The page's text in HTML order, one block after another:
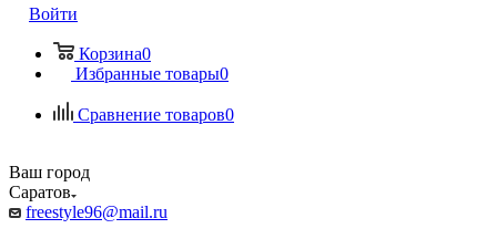
Войти
Корзина0
Избранные товары0
Сравнение товаров0
Ваш город
Саратов
freestyle96@mail.ru